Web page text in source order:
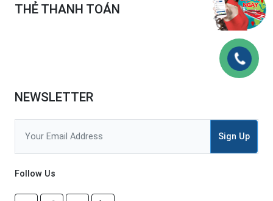
THẺ THANH TOÁN
NEWSLETTER
Sign Up
Follow Us